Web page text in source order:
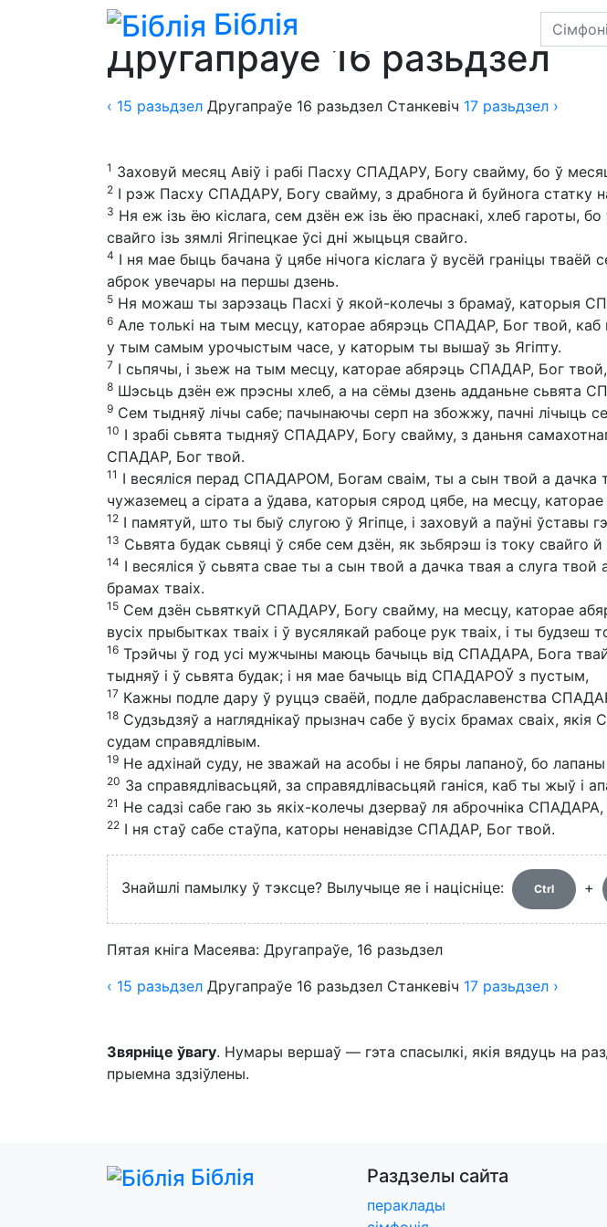
Біблія
Біблія» Пераклады»Пераклад Яна Станкевіча
Другапраўе 16 разьдзел
‹ 15 разьдзел Другапраўе 16 разьдзел Станкевіч 17 разьдзел ›
1 Заховуй месяц Авіў і рабі Пасху СПАДАРУ, Богу свайму, бо ў
2 І рэж Пасху СПАДАРУ, Богу свайму, з драбнога й буйнога
3 Ня еж ізь ёю кіслага, сем дзён еж ізь ёю праснакі, хлеб гароты,
свайго ізь зямлі Ягіпецкае ўсі дні жыцьця свайго.
4 І ня мае быць бачана ў цябе нічога кіслага ў вусёй граніцы
аброк увечары на першы дзень.
5 Ня можаш ты зарэзаць Пасхі ў якой-колечы з брамаў, каторыя
6 Але толькі на тым месцу, каторае абярэць СПАДАР, Бог твой,
у тым самым урочыстым часе, у каторым ты вышаў зь Ягіпту.
7 І сьпячы, і зьеж на тым месцу, каторае абярэць СПАДАР, Бог
8 Шэсьць дзён еж прэсны хлеб, а на сёмы дзень адданьне сьвята
9 Сем тыдняў лічы сабе; пачынаючы серп на збожжу, пачні лічыць
10 І зрабі сьвята тыдняў СПАДАРУ, Богу свайму, з даньня
СПАДАР, Бог твой.
11 І весяліся перад СПАДАРОМ, Богам сваім, ты а сын твой а дачка
чужаземец а сірата а ўдава, каторыя сярод цябе, на месцу,
12 І памятуй, што ты быў слугою ў Ягіпце, і заховуй а паўні ўставы
13 Сьвята будак сьвяці ў сябе сем дзён, як зьбярэш із току свайго й
14 І весяліся ў сьвята свае ты а сын твой а дачка твая а слуга
брамах тваіх.
15 Сем дзён сьвяткуй СПАДАРУ, Богу свайму, на месцу, каторае
вусіх прыбытках тваіх і ў вусялякай рабоце рук тваіх, і ты будзеш
16 Трэйчы ў год усі мужчыны маюць бачыць від СПАДАРА, Бога
тыдняў і ў сьвята будак; і ня мае бачыць від СПАДАРОЎ з пустым,
17 Кажны подле дару ў руццэ сваёй, подле дабраславенства
18 Судзьдзяў а нагляднікаў прызнач сабе ў вусіх брамах сваіх,
судам справядлівым.
19 Не адхінай суду, не зважай на асобы і не бяры лапаноў, бо
20 За справядлівасьцяй, за справядлівасьцяй ганіся, каб ты жыў
21 Не садзі сабе гаю зь якіх-колечы дзерваў ля аброчніка
22 І ня стаў сабе стаўпа, каторы ненавідзе СПАДАР, Бог твой.
Знайшлі памылку ў тэксце? Вылучыце яе і націсніце: Ctrl +
Пятая кніга Масеява: Другапраўе, 16 разьдзел
‹ 15 разьдзел Другапраўе 16 разьдзел Станкевіч 17 разьдзел ›
Звярніце ўвагу. Нумары вершаў — гэта спасылкі, якія вядуць на
прыемна здзіўлены.
Біблія Раздзелы сайта
пераклады